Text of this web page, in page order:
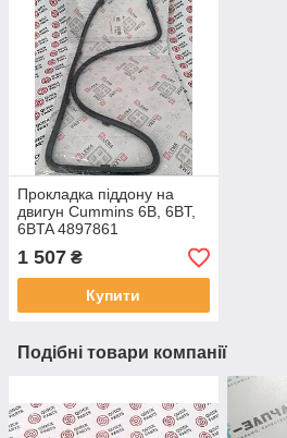
Прокладка піддону на
двигун Cummins 6B, 6BT,
6BTA 4897861
1 507 ₴
Купити
Подібні товари компанії